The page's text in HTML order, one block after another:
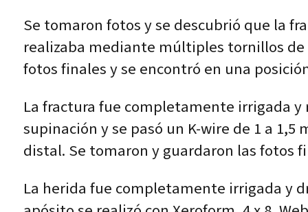
Se tomaron fotos y se descubrió que la
realizaba mediante múltiples tornillos
fotos finales y se encontró en una
La fractura fue completamente irrigada y
supinación y se pasó un K-wire de 1 a
distal. Se tomaron y guardaron las fotos
La herida fue completamente irrigada y